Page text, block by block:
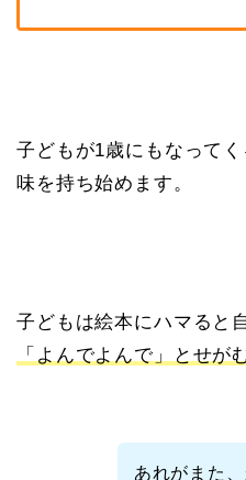
子どもが1歳にもなって
味を持ち始めます。
子どもは絵本にハマると
「よんでよんで」とせが
あれがまた